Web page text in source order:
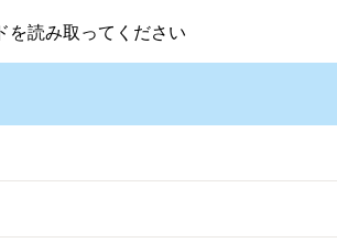
を読み取ってください